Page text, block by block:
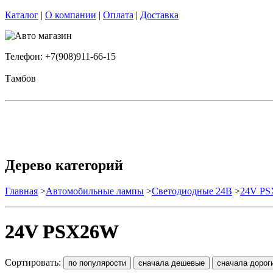
Каталог | О компании | Оплата | Доставка
Телефон: +7(908)911-66-15
Тамбов
Дерево категорий
Главная >Автомобильные лампы >Cветодиодные 24B >24V
24V PSX26W
Сортировать: